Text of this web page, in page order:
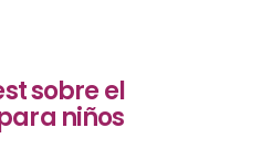
sobre el
niños